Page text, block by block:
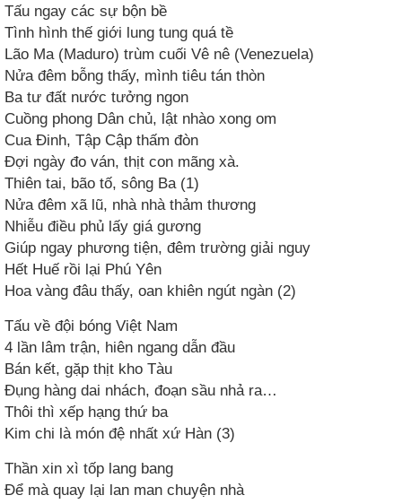
Tấu ngay các sự bộn bề
Tình hình thế giới lung tung quá tề
Lão Ma (Maduro) trùm cuối Vê nê (Venezuela)
Nửa đêm bỗng thấy, mình tiêu tán thòn
Ba tư đất nước tưởng ngon
Cuồng phong Dân chủ, lật nhào xong om
Cua Đinh, Tập Cập thấm đòn
Đợi ngày đo ván, thịt con mãng xà.
Thiên tai, bão tố, sông Ba (1)
Nửa đêm xã lũ, nhà nhà thảm thương
Nhiễu điều phủ lấy giá gương
Giúp ngay phương tiện, đêm trường giải nguy
Hết Huế rồi lại Phú Yên
Hoa vàng đâu thấy, oan khiên ngút ngàn (2)
Tấu về đội bóng Việt Nam
4 lần lâm trận, hiên ngang dẫn đầu
Bán kết, gặp thịt kho Tàu
Đụng hàng dai nhách, đoạn sầu nhả ra…
Thôi thì xếp hạng thứ ba
Kim chi là món đệ nhất xứ Hàn (3)
Thần xin xì tốp lang bang
Để mà quay lại lan man chuyện nhà